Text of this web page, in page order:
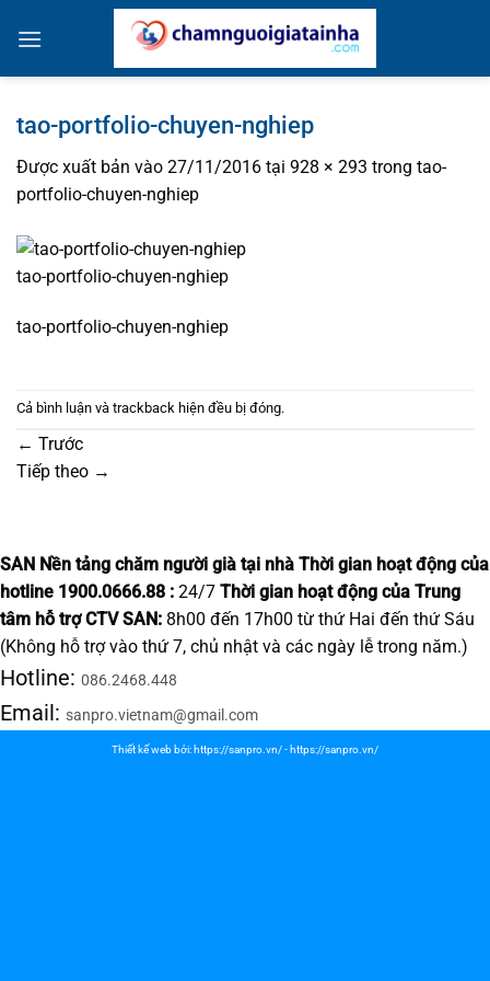
qua
tao-portfolio-chuyen-nghiep
Được xuất bản vào 27/11/2016 tại 928 × 293 trong tao-
portfolio-chuyen-nghiep
tao-portfolio-chuyen-nghiep
tao-portfolio-chuyen-nghiep
Cả bình luận và trackback hiện đều bị đóng.
← Trước
Tiếp theo →
SAN Nền tảng chăm người già tại nhà Thời gian hoạt động của
hotline 1900.0666.88 : 24/7 Thời gian hoạt động của Trung
tâm hỗ trợ CTV SAN: 8h00 đến 17h00 từ thứ Hai đến thứ Sáu
(Không hỗ trợ vào thứ 7, chủ nhật và các ngày lễ trong năm.)
Hotline: 086.2468.448
Email: sanpro.vietnam@gmail.com
Thiết kế web bởi: https://sanpro.vn/- https://sanpro.vn/